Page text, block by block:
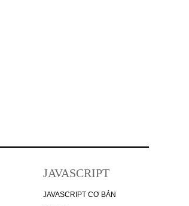
JAVASCRIPT
JAVASCRIPT CƠ BẢN